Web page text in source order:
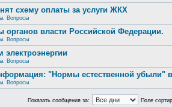
схему оплаты за услуги ЖКХ
Вопросы
органов власти Российской Федерации.
Вопросы
электроэнергии
Вопросы
"Нормы естественной убыли"
Вопросы
Показать сообщения за: Поле